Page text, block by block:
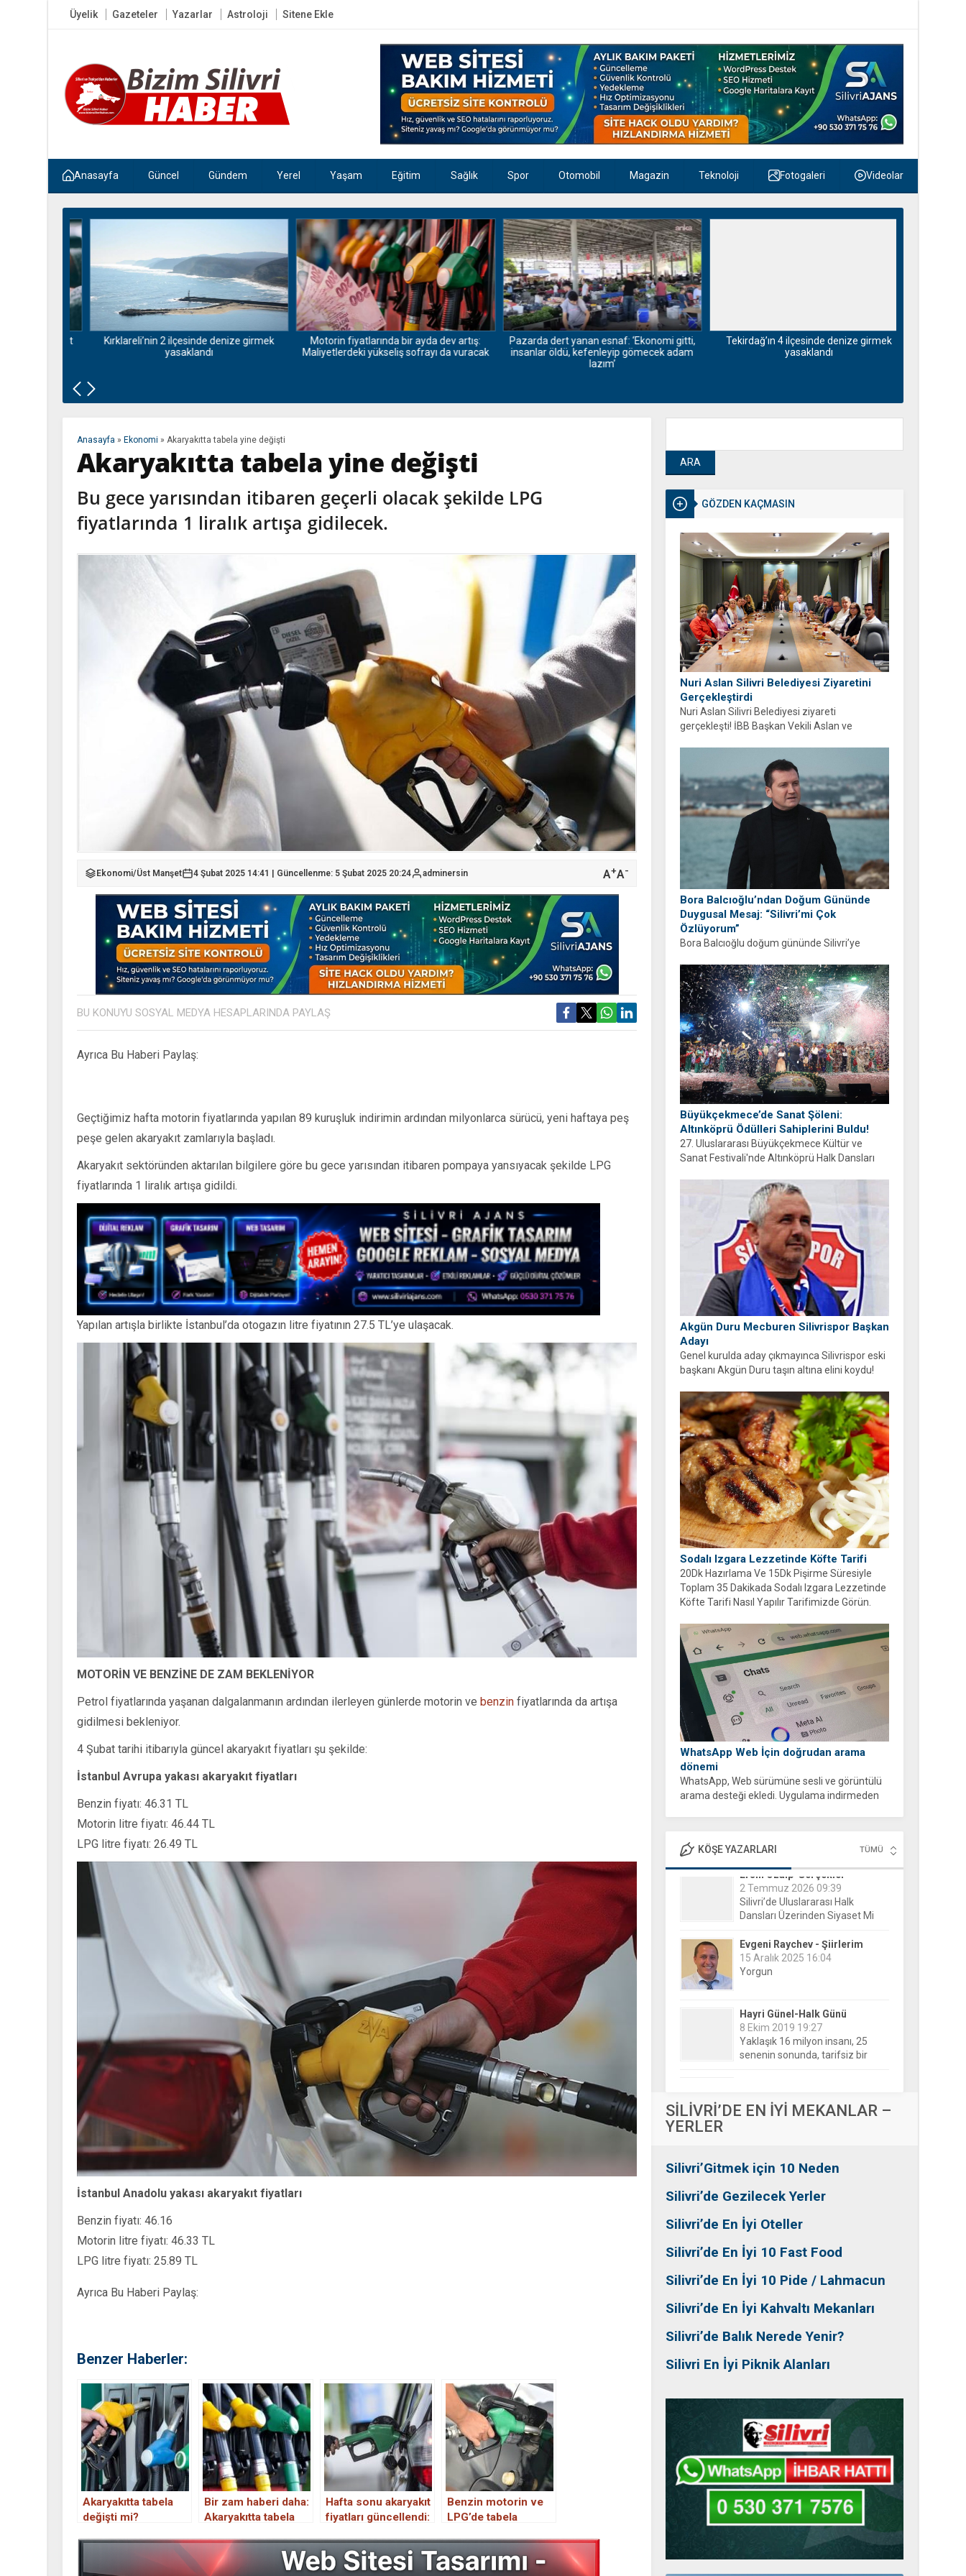
Üyelik Gazeteler Yazarlar Astroloji Sitene Ekle
Anasayfa Güncel Gündem Yerel Yaşam Eğitim Sağlık Spor Otomobil Magazin Teknoloji Fotogaleri Videolar
Kırklareli’nin 2 ilçesinde denize girmek
yasaklandı
Motorin fiyatlarında bir ayda dev artış:
Maliyetlerdeki yükseliş sofrayı da vuracak
Pazarda dert yanan esnaf: ‘Ekonomi gitti,
insanlar öldü, kefenleyip gömecek adam
lazım’
Tekirdağ’ın 4 ilçesinde denize girmek
yasaklandı
GÖZDEN KAÇMASIN
Nuri Aslan Silivri Belediyesi Ziyaretini
Gerçekleştirdi
Nuri Aslan Silivri Belediyesi ziyareti
gerçekleşti! İBB Başkan Vekili Aslan ve
Bora Balcıoğlu’ndan Doğum Gününde
Duygusal Mesaj: “Silivri’mi Çok
Özlüyorum”
Bora Balcıoğlu doğum gününde Silivri’ye
ayrıyım” diyen Balcıoğlu, bir sonraki doğum
gününü ailesi ve hemşehrileriyle birlikte
geçirmeyi diledi.
Büyükçekmece’de Sanat Şöleni:
Altınköprü Ödülleri Sahiplerini Buldu!
27. Uluslararası Büyükçekmece Kültür ve
Sanat Festivali'nde Altınköprü Halk Dansları
Akgün Duru Mecburen Silivrispor Başkan
Adayı
Genel kurulda aday çıkmayınca Silivrispor eski
başkanı Akgün Duru taşın altına elini koydu!
açıkladı.
Sodalı Izgara Lezzetinde Köfte Tarifi
20Dk Hazırlama Ve 15Dk Pişirme Süresiyle
Toplam 35 Dakikada Sodalı Izgara Lezzetinde
Köfte Tarifi Nasıl Yapılır Tarifimizde Görün.
WhatsApp Web İçin doğrudan arama
dönemi
WhatsApp, Web sürümüne sesli ve görüntülü
arama desteği ekledi. Uygulama indirmeden
KÖŞE YAZARLARI TÜMÜ
Evgeni Raychev - Şiirlerim
15 Aralık 2025 16:04
Yorgun
Hayri Günel-Halk Günü
8 Ekim 2019 19:27
belirsizliğin ortasına bıraktılar!
Nesrin Özalp-Ayna
24 Haziran 2026 00:04
Festivaller Yapılmazsa Kim
Tansu Bayrakdar-Biz diyoruz
ki
Ersin Özalp-Gerçekler
Silivri’de Uluslararası Halk
Yapılıyor?
SİLİVRİ’DE EN İYİ MEKANLAR –
YERLER
Silivri’Gitmek için 10 Neden
Silivri’de Gezilecek Yerler
Silivri’de En İyi Oteller
Silivri’de En İyi 10 Fast Food
Silivri’de En İyi 10 Pide / Lahmacun
Silivri’de En İyi Kahvaltı Mekanları
Silivri’de Balık Nerede Yenir?
Silivri En İyi Piknik Alanları
Anasayfa » Ekonomi » Akaryakıtta tabela yine değişti
Akaryakıtta tabela yine değişti
Bu gece yarısından itibaren geçerli olacak şekilde LPG
fiyatlarında 1 liralık artışa gidilecek.
Ekonomi/Üst Manşet 4 Şubat 2025 14:41 | Güncellenme: 5 Şubat 2025 20:24 adminersin A+A-
BU KONUYU SOSYAL MEDYA HESAPLARINDA PAYLAŞ
Ayrıca Bu Haberi Paylaş:
Geçtiğimiz hafta motorin fiyatlarında yapılan 89 kuruşluk indirimin ardından milyonlarca sürücü, yeni haftaya peş
peşe gelen akaryakıt zamlarıyla başladı.
Akaryakıt sektöründen aktarılan bilgilere göre bu gece yarısından itibaren pompaya yansıyacak şekilde LPG
fiyatlarında 1 liralık artışa gidildi.
Yapılan artışla birlikte İstanbul’da otogazın litre fiyatının 27.5 TL’ye ulaşacak.
MOTORİN VE BENZİNE DE ZAM BEKLENİYOR
Petrol fiyatlarında yaşanan dalgalanmanın ardından ilerleyen günlerde motorin ve benzin fiyatlarında da artışa
gidilmesi bekleniyor.
4 Şubat tarihi itibarıyla güncel akaryakıt fiyatları şu şekilde:
İstanbul Avrupa yakası akaryakıt fiyatları
Benzin fiyatı: 46.31 TL
Motorin litre fiyatı: 46.44 TL
LPG litre fiyatı: 26.49 TL
İstanbul Anadolu yakası akaryakıt fiyatları
Benzin fiyatı: 46.16
Motorin litre fiyatı: 46.33 TL
LPG litre fiyatı: 25.89 TL
Ayrıca Bu Haberi Paylaş:
Benzer Haberler:
Akaryakıtta tabela
değişti mi?
Bir zam haberi daha:
Akaryakıtta tabela
Ocak 2023 güncel
benzin motorin ve
Hafta sonu akaryakıt
fiyatları güncellendi:
Benzin motorin ve
LPG’de tabela
akaryakıt fiyatları